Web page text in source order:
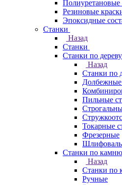
Полиуретановые
Резиновые
Эпоксидные
Станки
Назад
Станки
Станки по дереву
Назад
Станки по
Долбежные
Пильные
Токарные
Фрезерные
Станки по камню
Назад
Станки по
Ручные